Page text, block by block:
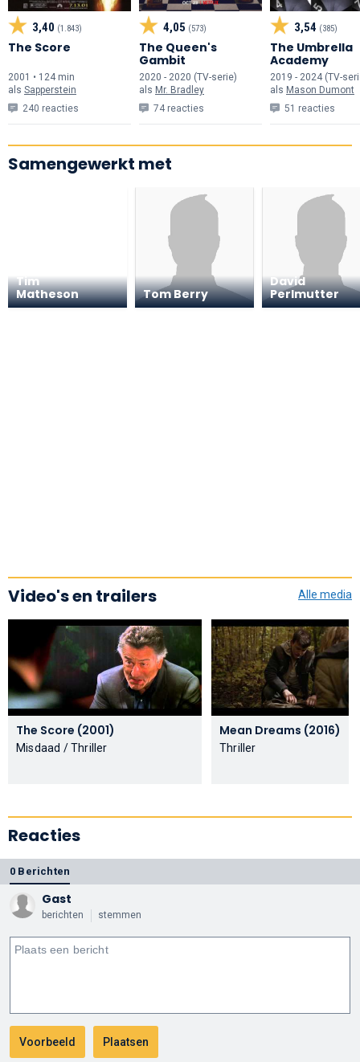
3,40 (1.843)
The Score
2001 • 124 min
als Sapperstein
240 reacties
4,05 (573)
The Queen's
Gambit
2020 - 2020 (TV-serie)
als Mr. Bradley
74 reacties
3,54 (385)
The Umbrella
Academy
2019 - 2024 (TV-
als Mason Dumont
51 reacties
Samengewerkt met
Tim
Matheson
Tom Berry
David
Perlmutter
Video's en trailers Alle media
The Score (2001)
Misdaad / Thriller
Mean Dreams (2016)
Thriller
Reacties
0 Berichten
Gast
berichten stemmen